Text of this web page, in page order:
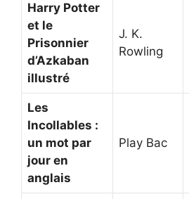
Harry Potter
et le
Prisonnier
d’Azkaban
illustré
J. K.
Rowling
Les
Incollables :
un mot par
jour en
anglais
Play Bac